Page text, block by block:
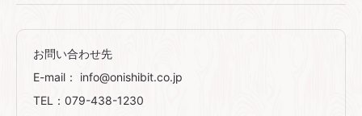
お問い合わせ先
E-mail： info@onishibit.co.jp
TEL：079-438-1230